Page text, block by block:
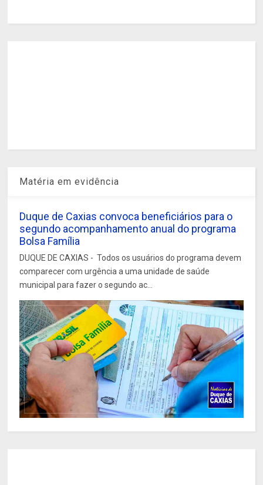
Matéria em evidência
Duque de Caxias convoca beneficiários para o
segundo acompanhamento anual do programa
Bolsa Família
DUQUE DE CAXIAS - Todos os usuários do programa devem
comparecer com urgência a uma unidade de saúde
municipal para fazer o segundo ac...